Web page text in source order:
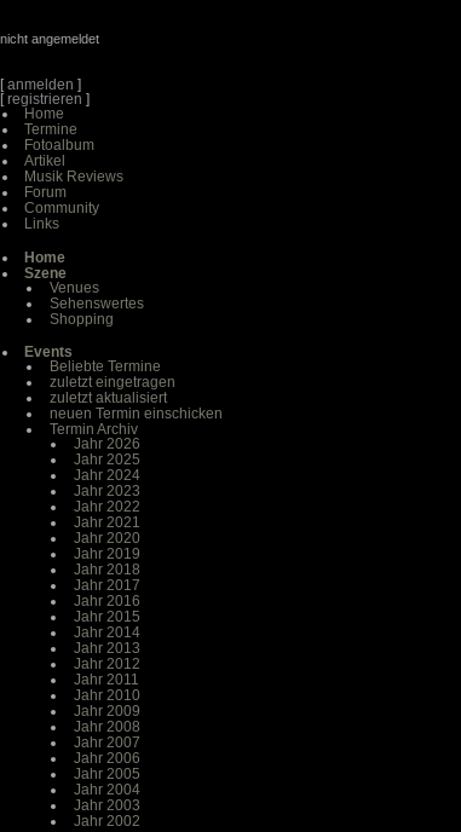
nicht angemeldet
[anmelden ]
[registrieren ]
Home
Termine
Fotoalbum
Artikel
Musik Reviews
Forum
Community
Links
Home
Szene
Venues
Sehenswertes
Shopping
Events
Beliebte Termine
zuletzt eingetragen
zuletzt aktualisiert
neuen Termin einschicken
Termin Archiv
Jahr 2026
Jahr 2025
Jahr 2024
Jahr 2023
Jahr 2022
Jahr 2021
Jahr 2020
Jahr 2019
Jahr 2018
Jahr 2017
Jahr 2016
Jahr 2015
Jahr 2014
Jahr 2013
Jahr 2012
Jahr 2011
Jahr 2010
Jahr 2009
Jahr 2008
Jahr 2007
Jahr 2006
Jahr 2005
Jahr 2004
Jahr 2003
Jahr 2002